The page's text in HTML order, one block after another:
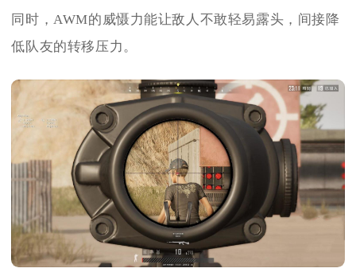
同时，AWM的威慑力能让敌人不敢轻易露头，间接降
低队友的转移压力。